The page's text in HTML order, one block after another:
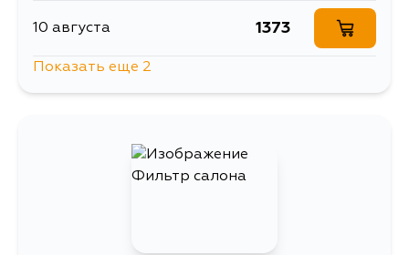
10 августа 1373
Показать еще 2